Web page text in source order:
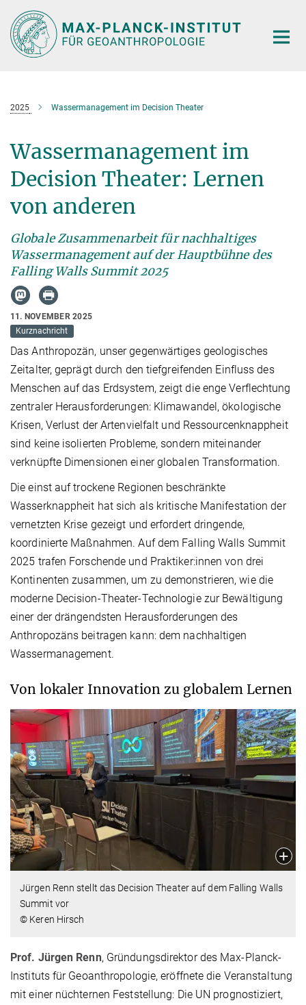
Hauptinhalt
2025 Wassermanagement im Decision Theater
Wassermanagement im
Decision Theater: Lernen
von anderen
Globale Zusammenarbeit für nachhaltiges
Wassermanagement auf der Hauptbühne des
Falling Walls Summit 2025
11. NOVEMBER 2025
Kurznachricht
Das Anthropozän, unser gegenwärtiges geologisches
Zeitalter, geprägt durch den tiefgreifenden Einfluss des
Menschen auf das Erdsystem, zeigt die enge Verflechtung
zentraler Herausforderungen: Klimawandel, ökologische
Krisen, Verlust der Artenvielfalt und Ressourcenknappheit
sind keine isolierten Probleme, sondern miteinander
verknüpfte Dimensionen einer globalen Transformation.
Die einst auf trockene Regionen beschränkte
Wasserknappheit hat sich als kritische Manifestation der
vernetzten Krise gezeigt und erfordert dringende,
koordinierte Maßnahmen. Auf dem Falling Walls Summit
2025 trafen Forschende und Praktiker:innen von drei
Kontinenten zusammen, um zu demonstrieren, wie die
moderne Decision-Theater-Technologie zur Bewältigung
einer der drängendsten Herausforderungen des
Anthropozäns beitragen kann: dem nachhaltigen
Wassermanagement.
Von lokaler Innovation zu globalem Lernen
Jürgen Renn stellt das Decision Theater auf dem Falling Walls
Summit vor
© Keren Hirsch
Prof. Jürgen Renn, Gründungsdirektor des Max-Planck-
Instituts für Geoanthropologie, eröffnete die Veranstaltung
mit einer nüchternen Feststellung: Die UN prognostiziert,